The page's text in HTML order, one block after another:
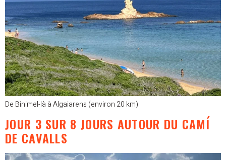
De Binimel-là à Algaiarens (environ 20 km)
JOUR 3 SUR 8 JOURS AUTOUR DU CAMÍ
DE CAVALLS